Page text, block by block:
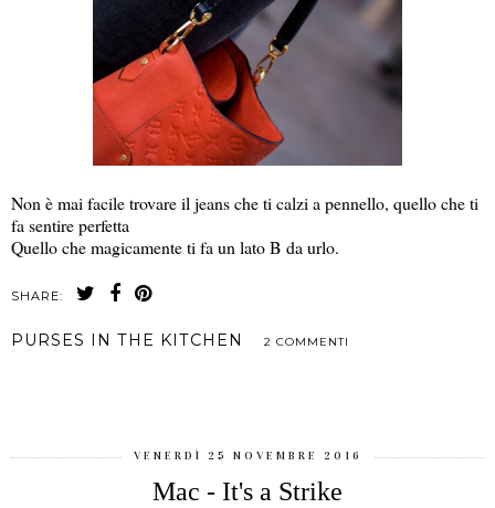
Non è mai facile trovare il jeans che ti calzi a pennello, quello che ti
fa sentire perfetta
Quello che magicamente ti fa un lato B da urlo.
SHARE:
PURSES IN THE KITCHEN 2 COMMENTI
VENERDÌ 25 NOVEMBRE 2016
Mac - It's a Strike